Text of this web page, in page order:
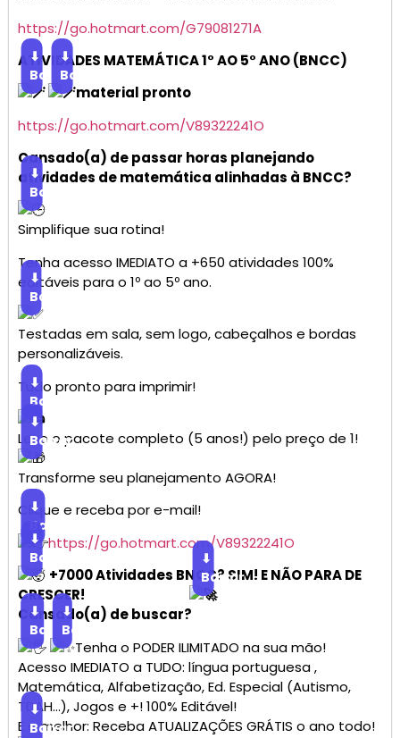
https://go.hotmart.com/G79081271A
ATIVIDADES MATEMÁTICA 1° AO 5° ANO (BNCC)
⬇
Baixar
⬇
Baixar
material pronto
https://go.hotmart.com/V89322241O
Cansado(a) de passar horas planejando
atividades de matemática alinhadas à BNCC?
⬇
Baixar
Simplifique sua rotina!
Tenha acesso IMEDIATO a +650 atividades 100%
editáveis para o 1º ao 5º ano.
⬇
Baixar
Testadas em sala, sem logo, cabeçalhos e bordas
personalizáveis.
Tudo pronto para imprimir!
⬇
Baixar
Leve o pacote completo (5 anos!) pelo preço de 1!
⬇
Baixar
Transforme seu planejamento AGORA!
Clique e receba por e-mail!
⬇
Baixar
https://go.hotmart.com/V89322241O
⬇
Baixar
+7000 Atividades BNCC? SIM! E NÃO PARA DE
CRESCER!
⬇
Baixar
Cansado(a) de buscar?
⬇
Baixar
⬇
Baixar
Tenha o PODER ILIMITADO na sua mão!
Acesso IMEDIATO a TUDO: língua portuguesa ,
Matemática, Alfabetização, Ed. Especial (Autismo,
TDAH…), Jogos e +! 100% Editável!
E o melhor: Receba ATUALIZAÇÕES GRÁTIS o ano todo!
⬇
Baixar